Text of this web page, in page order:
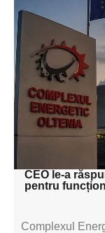
textul
textul
textul
CEO le-a
pentru
Complexul